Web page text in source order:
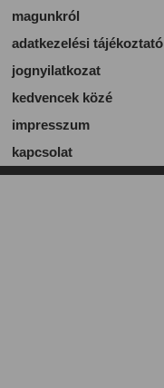
magunkról
adatkezelési tájékoztató
jognyilatkozat
kedvencek közé
impresszum
kapcsolat